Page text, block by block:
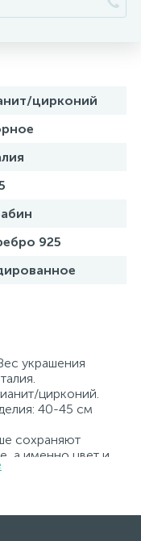
цирконий
925
украшения
цирконий.
40-45 см
сохраняют
а именно цвет и
Украины, на